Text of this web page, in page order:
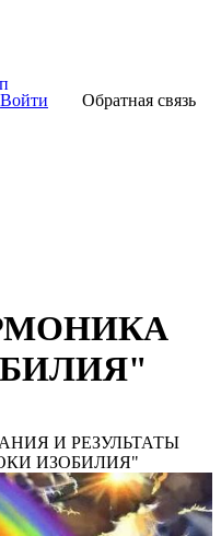
Войти
Обратная связь
И РЕЗУЛЬТАТЫ
ИЗОБИЛИЯ"